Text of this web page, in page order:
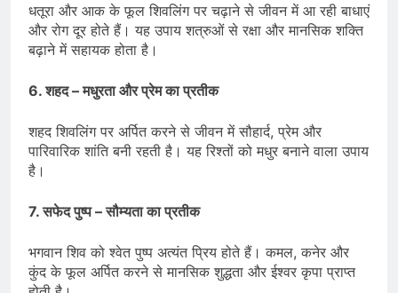
धतूरा और आक के फूल शिवलिंग पर चढ़ाने से जीवन में आ रही बाधाएं
और रोग दूर होते हैं। यह उपाय शत्रुओं से रक्षा और मानसिक शक्ति
बढ़ाने में सहायक होता है।
6. शहद – मधुरता और प्रेम का प्रतीक
शहद शिवलिंग पर अर्पित करने से जीवन में सौहार्द, प्रेम और
पारिवारिक शांति बनी रहती है। यह रिश्तों को मधुर बनाने वाला उपाय
है।
7. सफेद पुष्प – सौम्यता का प्रतीक
भगवान शिव को श्वेत पुष्प अत्यंत प्रिय होते हैं। कमल, कनेर और
कुंद के फूल अर्पित करने से मानसिक शुद्धता और ईश्वर कृपा प्राप्त